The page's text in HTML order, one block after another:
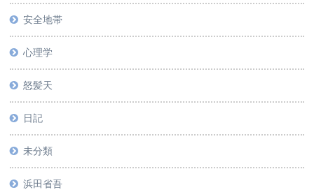
安全地帯
心理学
怒髪天
日記
未分類
浜田省吾